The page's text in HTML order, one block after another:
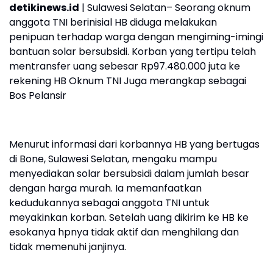
detikinews.id | Sulawesi Selatan– Seorang oknum
anggota TNI berinisial HB diduga melakukan
penipuan terhadap warga dengan mengiming-imingi
bantuan solar bersubsidi. Korban yang tertipu telah
mentransfer uang sebesar Rp97.480.000 juta ke
rekening HB Oknum TNI Juga merangkap sebagai
Bos Pelansir
Menurut informasi dari korbannya HB yang bertugas
di Bone, Sulawesi Selatan, mengaku mampu
menyediakan solar bersubsidi dalam jumlah besar
dengan harga murah. Ia memanfaatkan
kedudukannya sebagai anggota TNI untuk
meyakinkan korban. Setelah uang dikirim ke HB ke
esokanya hpnya tidak aktif dan menghilang dan
tidak memenuhi janjinya.